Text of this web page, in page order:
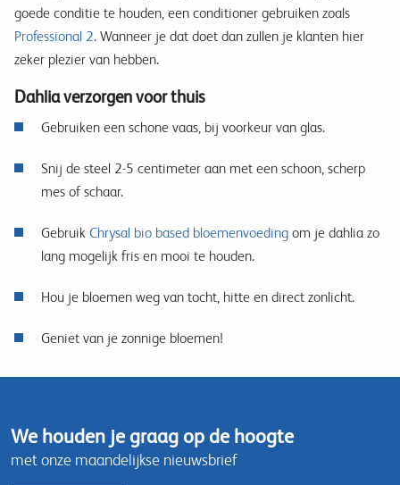
goede conditie te houden, een conditioner gebruiken zoals
Professional 2. Wanneer je dat doet dan zullen je klanten hier
zeker plezier van hebben.
Dahlia verzorgen voor thuis
Gebruiken een schone vaas, bij voorkeur van glas.
Snij de steel 2-5 centimeter aan met een schoon, scherp
mes of schaar.
Gebruik Chrysal bio based bloemenvoeding om je dahlia zo
lang mogelijk fris en mooi te houden.
Hou je bloemen weg van tocht, hitte en direct zonlicht.
Geniet van je zonnige bloemen!
We houden je graag op de hoogte
met onze maandelijkse nieuwsbrief